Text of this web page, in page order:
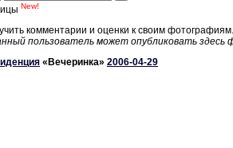
New!
комментарии и оценки к своим
пользователь может опубликовать здесь
«Вечеринка» 2006-04-29